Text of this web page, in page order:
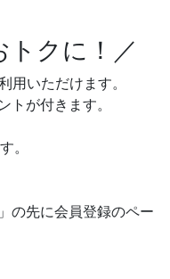
トクに！／
用いただけます。
トが付きます。
。
の先に会員登録のペー